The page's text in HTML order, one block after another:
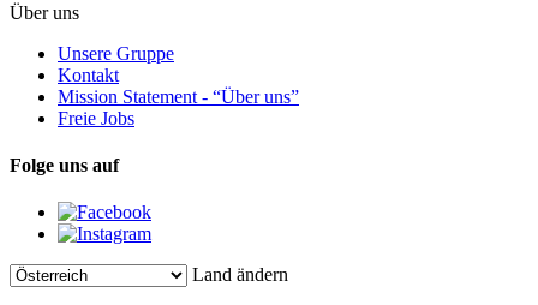
Über uns
Unsere Gruppe
Kontakt
Mission Statement - “Über uns”
Freie Jobs
Folge uns auf
Land ändern